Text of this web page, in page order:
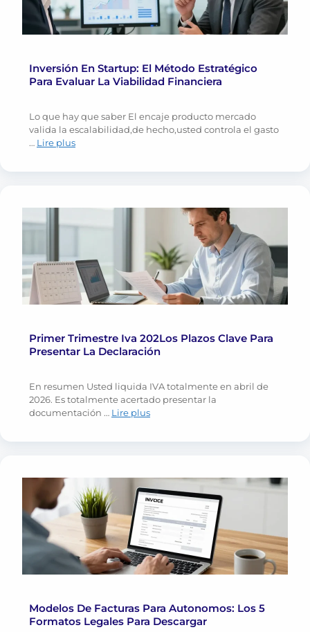
Inversión En Startup: El Método Estratégico
Para Evaluar La Viabilidad Financiera
Lo que hay que saber El encaje producto mercado
valida la escalabilidad,de hecho,usted controla el gasto
… Lire plus
Primer Trimestre Iva 202Los Plazos Clave Para
Presentar La Declaración
En resumen Usted liquida IVA totalmente en abril de
2026. Es totalmente acertado presentar la
documentación … Lire plus
Modelos De Facturas Para Autonomos: Los 5
Formatos Legales Para Descargar